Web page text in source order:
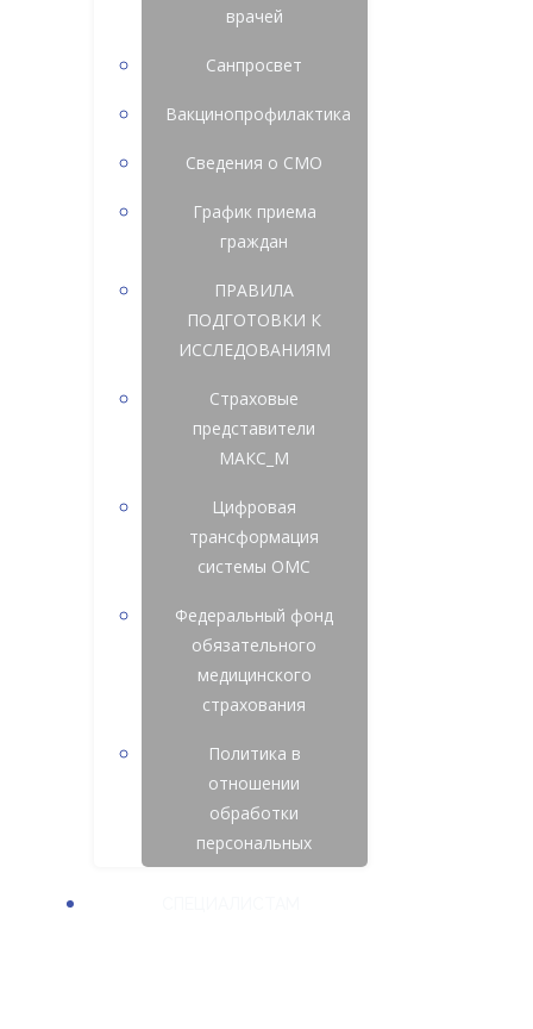
врачей
Санпросвет
Вакцинопрофилактика
Сведения о СМО
График приема
граждан
ПРАВИЛА
ПОДГОТОВКИ К
ИССЛЕДОВАНИЯМ
Страховые
представители
МАКС_М
Цифровая
трансформация
системы ОМС
Федеральный фонд
обязательного
медицинского
страхования
Политика в
отношении
обработки
персональных